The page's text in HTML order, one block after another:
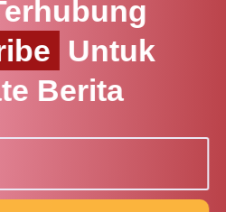
Untuk
Berita